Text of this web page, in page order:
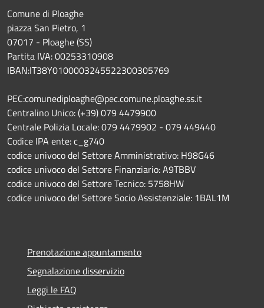
Comune di Ploaghe
piazza San Pietro, 1
07017 - Ploaghe (SS)
Partita IVA: 00253310908
IBAN:IT38Y0100003245522300305769
PEC:comunediploaghe@pec.comune.ploaghe.ss.it
Centralino Unico: (+39) 079 4479900
Centrale Polizia Locale: 079 4479902 - 079 449440
Codice IPA ente: c_g740
codice univoco del Settore Amministrativo: H98G46
codice univoco del Settore Finanziario: A9TBBV
codice univoco del Settore Tecnico: 5758HW
codice univoco del Settore Socio Assistenziale: 1BAL1M
Prenotazione appuntamento
Segnalazione disservizio
Leggi le FAQ